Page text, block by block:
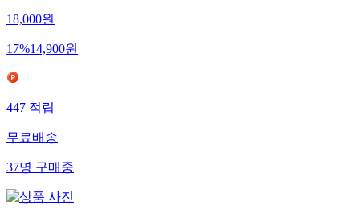
18,000원
17%14,900원
447적립
무료배송
37명구매중